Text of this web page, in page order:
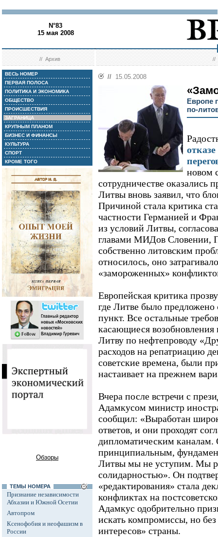
N°83
15 мая 2008
//Архив //
ВЕСЬ НОМЕР
ПЕРВАЯ ПОЛОСА
ПОЛИТИКА И ЭКОНОМИКА
ОБЩЕСТВО
ПРОИСШЕСТВИЯ
ЗАГРАНИЦА
КРУПНЫМ ПЛАНОМ
БИЗНЕС И ФИНАНСЫ
КУЛЬТУРА
СПОРТ
КРОМЕ ТОГО
Обзоры
ТЕМЫ НОМЕРА
Признание независимости
Абхазии и Южной Осетии
Автопром
Ксенофобия и неофашизм в
России
// 15.05.2008
Европе
по-
новом
сотрудничестве
Литвы вновь заявил, что
Причиной стала критика
частности Германией и
из условий Литвы,
главами МИДов
собственно литовским
относилось, оно
«замороженных»
Европейская критика
где Литве было предложено
пункт. Все остальные
касающиеся возобновления
Литву по нефтепроводу
расходов на репатриацию
советские времена, были
настаивает на прежнем
Вчера после встречи с
Адамкусом министр
сообщил: «Выработан
ответов, и они проходят
дипломатическим каналам.
принципиальным,
Литвы мы не уступим. Мы
солидарностью». Он
«редактирования» стала
конфликтах на
Адамкус одобрительно
искать компромиссы, но
интересов» страны.